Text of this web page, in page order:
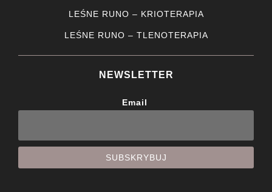
LEŚNE RUNO – KRIOTERAPIA
LEŚNE RUNO – TLENOTERAPIA
NEWSLETTER
Email